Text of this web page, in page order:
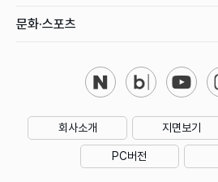
문화·스포츠
회사소개 지면보기
PC버전